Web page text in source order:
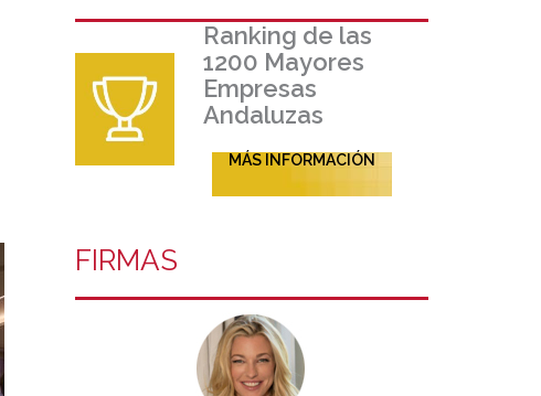
Ranking de las
1200 Mayores
Empresas
Andaluzas
MÁS INFORMACIÓN
FIRMAS